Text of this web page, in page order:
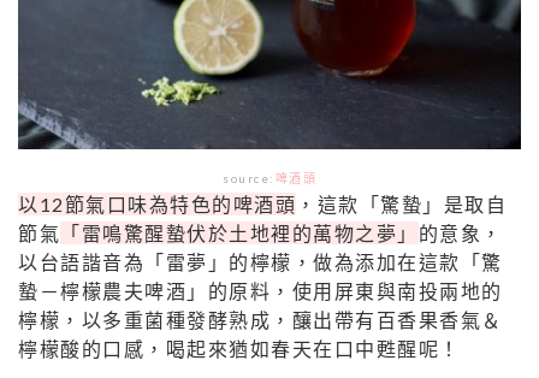
source: 啤酒頭
以12節氣口味為特色的啤酒頭 ，這款「驚蟄」是取自
節氣 「雷鳴驚醒蟄伏於土地裡的萬物之夢」 的意象，
以台語諧音為「雷夢」的檸檬，做為添加在這款「驚
蟄－檸檬農夫啤酒」的原料，使用屏東與南投兩地的
檸檬，以多重菌種發酵熟成，釀出帶有百香果香氣＆
檸檬酸的口感，喝起來猶如春天在口中甦醒呢！